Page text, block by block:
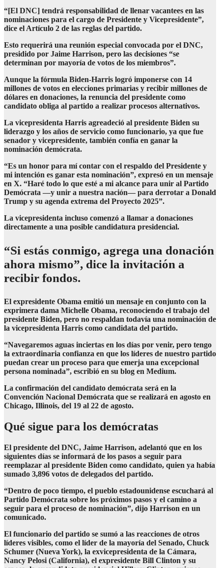
“[El DNC] tendrá responsabilidad de llenar vacantees en las
nominaciones para el cargo de Presidente y Vicepresidente”,
dice el Artículo 2 de las reglas del partido.
Esto requerirá una reunión especial convocada por el DNC,
presidido por Jaime Harrison, pero las decisiones “se
determinan por mayoría de votos de los miembros”.
Aunque la fórmula Biden-Harris logró imponerse con 14
millones de votos en elecciones primarias y recibir millones de
dólares en donaciones, la renuncia del presidente como
candidato obliga al partido a realizar procesos alternativos.
La vicepresidenta Harris agreadeció al presidente Biden su
liderazgo y los años de servicio como funcionario, ya que fue
senador y vicepresidente, también confía en ganar la
nominación demócrata.
“Es un honor para mí contar con el respaldo del Presidente y
mi intención es ganar esta nominación”, expresó en un mensaje
en X. “Haré todo lo que esté a mi alcance para unir al Partido
Demócrata —y unir a nuestra nación— para derrotar a Donald
Trump y su agenda extrema del Proyecto 2025”.
La vicepresidenta incluso comenzó a llamar a donaciones
directamente a una posible candidatura presidencial.
“Si estás conmigo, agrega una donación
ahora mismo”, dice la invitación a
recibir fondos.
El expresidente Obama emitió un mensaje en conjunto con la
exprimera dama Michelle Obama, reconociendo el trabajo del
presidente Biden, pero no respaldan todavía una nominación de
la vicepresidenta Harris como candidata del partido.
“Navegaremos aguas inciertas en los días por venir, pero tengo
la extraordinaria confianza en que los líderes de nuestro partido
puedan crear un proceso para que emerja una excepcional
persona nominada”, escribió en su blog en Medium.
La confirmación del candidato demócrata será en la
Convención Nacional Demócrata que se realizará en agosto en
Chicago, Illinois, del 19 al 22 de agosto.
Qué sigue para los demócratas
El presidente del DNC, Jaime Harrison, adelantó que en los
siguientes días se informará de los pasos a seguir para
reemplazar al presidente Biden como candidato, quien ya había
sumado 3,896 votos de delegados del partido.
“Dentro de poco tiempo, el pueblo estadounidense escuchará al
Partido Demócrata sobre los próximos pasos y el camino a
seguir para el proceso de nominación”, dijo Harrison en un
comunicado.
El funcionario del partido se sumó a las reacciones de otros
líderes visibles, como el líder de la mayoría del Senado, Chuck
Schumer (Nueva York), la exvicepresidenta de la Cámara,
Nancy Pelosi (California), el expresidente Bill Clinton y su